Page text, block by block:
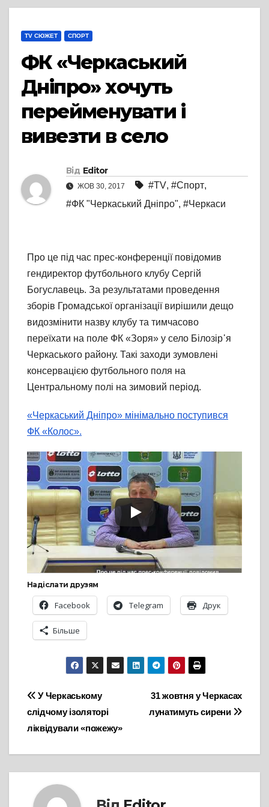
TV СЮЖЕТ СПОРТ
ФК «Черкаський
Дніпро» хочуть
перейменувати і
вивезти в село
Від Editor
ЖОВ 30, 2017 #TV, #Спорт,
#ФК "Черкаський Дніпро", #Черкаси
Про це під час прес-конференції повідомив
гендиректор футбольного клубу Сергій
Богуславець. За результатами проведення
зборів Громадської організації вирішили дещо
видозмінити назву клубу та тимчасово
переїхати на поле ФК «Зоря» у село Білозір᾽я
Черкаського району. Такі заходи зумовлені
консервацією футбольного поля на
Центральному полі на зимовий період.
«Черкаський Дніпро» мінімально поступився
ФК «Колос».
Надіслати друзям
Facebook Telegram Друк
Більше
Навігація
записів
31 жовтня у Черкасах
лунатимуть сирени
У Черкаському
слідчому ізоляторі
ліквідували «пожежу»